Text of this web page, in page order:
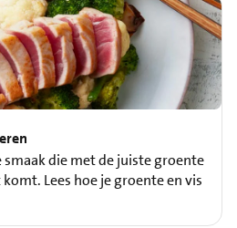
die met de juiste groente
Lees hoe je groente en vis